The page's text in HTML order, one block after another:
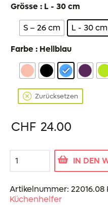
Grösse : L - 30 cm
S – 26 cm
L - 30 cm
Farbe : Hellblau
Zurücksetzen
CHF 24.00
Menge
IN DEN
Artikelnummer: 22016.08
Küchenhelfer